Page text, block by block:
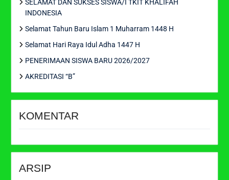
SELAMAT DAN SUKSES SISWA/I TKIT KHALIFAH
INDONESIA
Selamat Tahun Baru Islam 1 Muharram 1448 H
Selamat Hari Raya Idul Adha 1447 H
PENERIMAAN SISWA BARU 2026/2027
AKREDITASI “B”
KOMENTAR
ARSIP